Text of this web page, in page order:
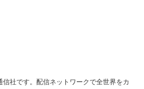
社です。配信ネットワークで全世界をカ